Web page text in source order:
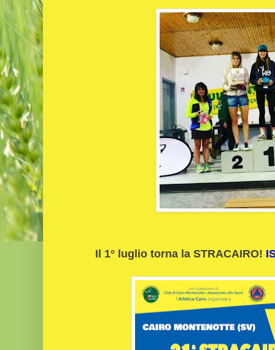
Il 1° luglio torna la STRACAIRO!